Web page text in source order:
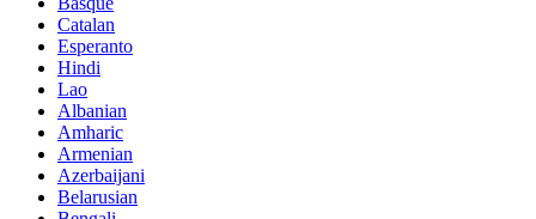
Catalan
Esperanto
Hindi
Lao
Albanian
Amharic
Armenian
Azerbaijani
Belarusian